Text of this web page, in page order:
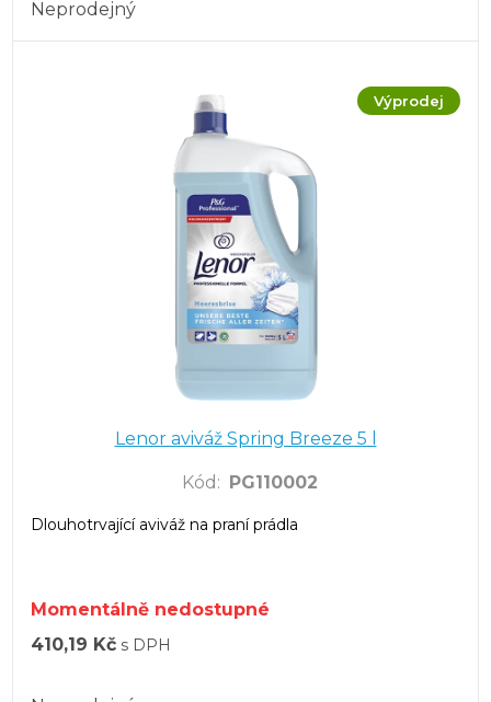
Neprodejný
Výprodej
Lenor aviváž Spring Breeze 5 l
Kód : PG110002
Dlouhotrvající aviváž na praní prádla
Momentálně nedostupné
410,19 Kč s DPH